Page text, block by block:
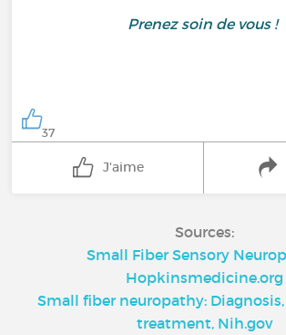
Prenez soin de vous !
37
J'aime
Sources:
Small Fiber Sensory
Hopkinsmedicine.org
Small fiber neuropathy: Diagnosis,
treatment, Nih.gov